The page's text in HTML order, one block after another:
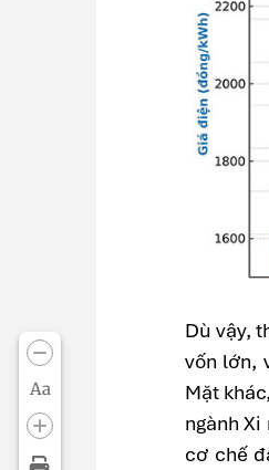
Aa
Dù vậy,
vốn lớn,
Mặt
ngành
cơ chế